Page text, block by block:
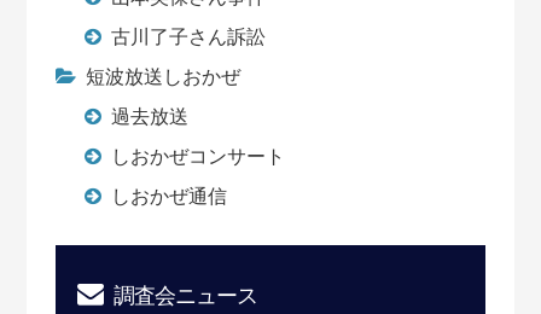
古川了子さん訴訟
短波放送しおかぜ
過去放送
しおかぜコンサート
しおかぜ通信
調査会ニュース